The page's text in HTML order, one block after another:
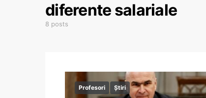
diferente salariale
8 posts
Profesori Știri